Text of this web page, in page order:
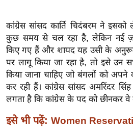
मि
सा
ल
श
ख्सि
य
त
यं
कांग्रेस सांसद कार्ति चिदंबरम ने
कुछ समय से चल रहा है, लेकिन नई
किए गए हैं और शायद यह उसी के
पर लागू किया जा रहा है, तो इसे उन
किया जाना चाहिए जो बंगलों को अपने
कर रही हैं। कांग्रेस सांसद अमरिंदर
लगता है कि कांग्रेस के पद को छीनकर वे
इसे भी पढ़ें: Women